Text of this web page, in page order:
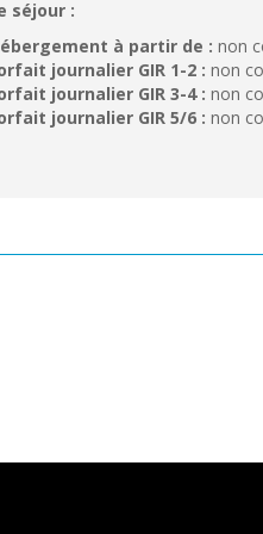
séjour :
à partir de : non
journalier GIR 1-2 : non
journalier GIR 3-4 : non
journalier GIR 5/6 : non